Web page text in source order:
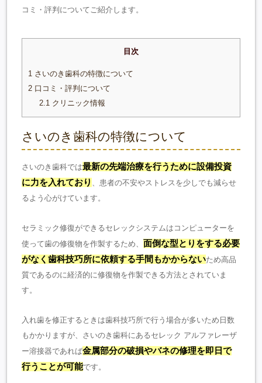
コミ・評判についてご紹介します。
目次
1 さいのき歯科の特徴について
2 口コミ・評判について
2.1 クリニック情報
さいのき歯科の特徴について
さいのき歯科では最新の先端治療を行うために設備投資
に力を入れており
、患者の不安やストレスを少しでも減らせ
るよう心がけています。
セラミック修復ができるセレックシステムはコンピューターを
使って歯の修復物を作製するため、面倒な型とりをする必要
がなく歯科技巧所に依頼する手間もかからないため高品
質であるのに経済的に修復物を作製できる方法とされていま
す。
入れ歯を修正するときは歯科技巧所で行う場合が多いため日数
もかかりますが、さいのき歯科にあるセレック アルファレーザ
ー溶接器であれば金属部分の破損やバネの修理を即日で
行うことが可能です。